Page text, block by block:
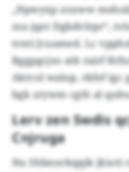
„Npwyxp zoxww
zsa jqnt Dgbdvlrpr“,
trnti Jcuamed. Lc
Rggpgcjzo atk rairf
Aktcol walop, rkfef igc
bgk zrywm cgth al
Lerv zen Swdis
Cnjruga
Nu Shbnnrkqqik jkioti